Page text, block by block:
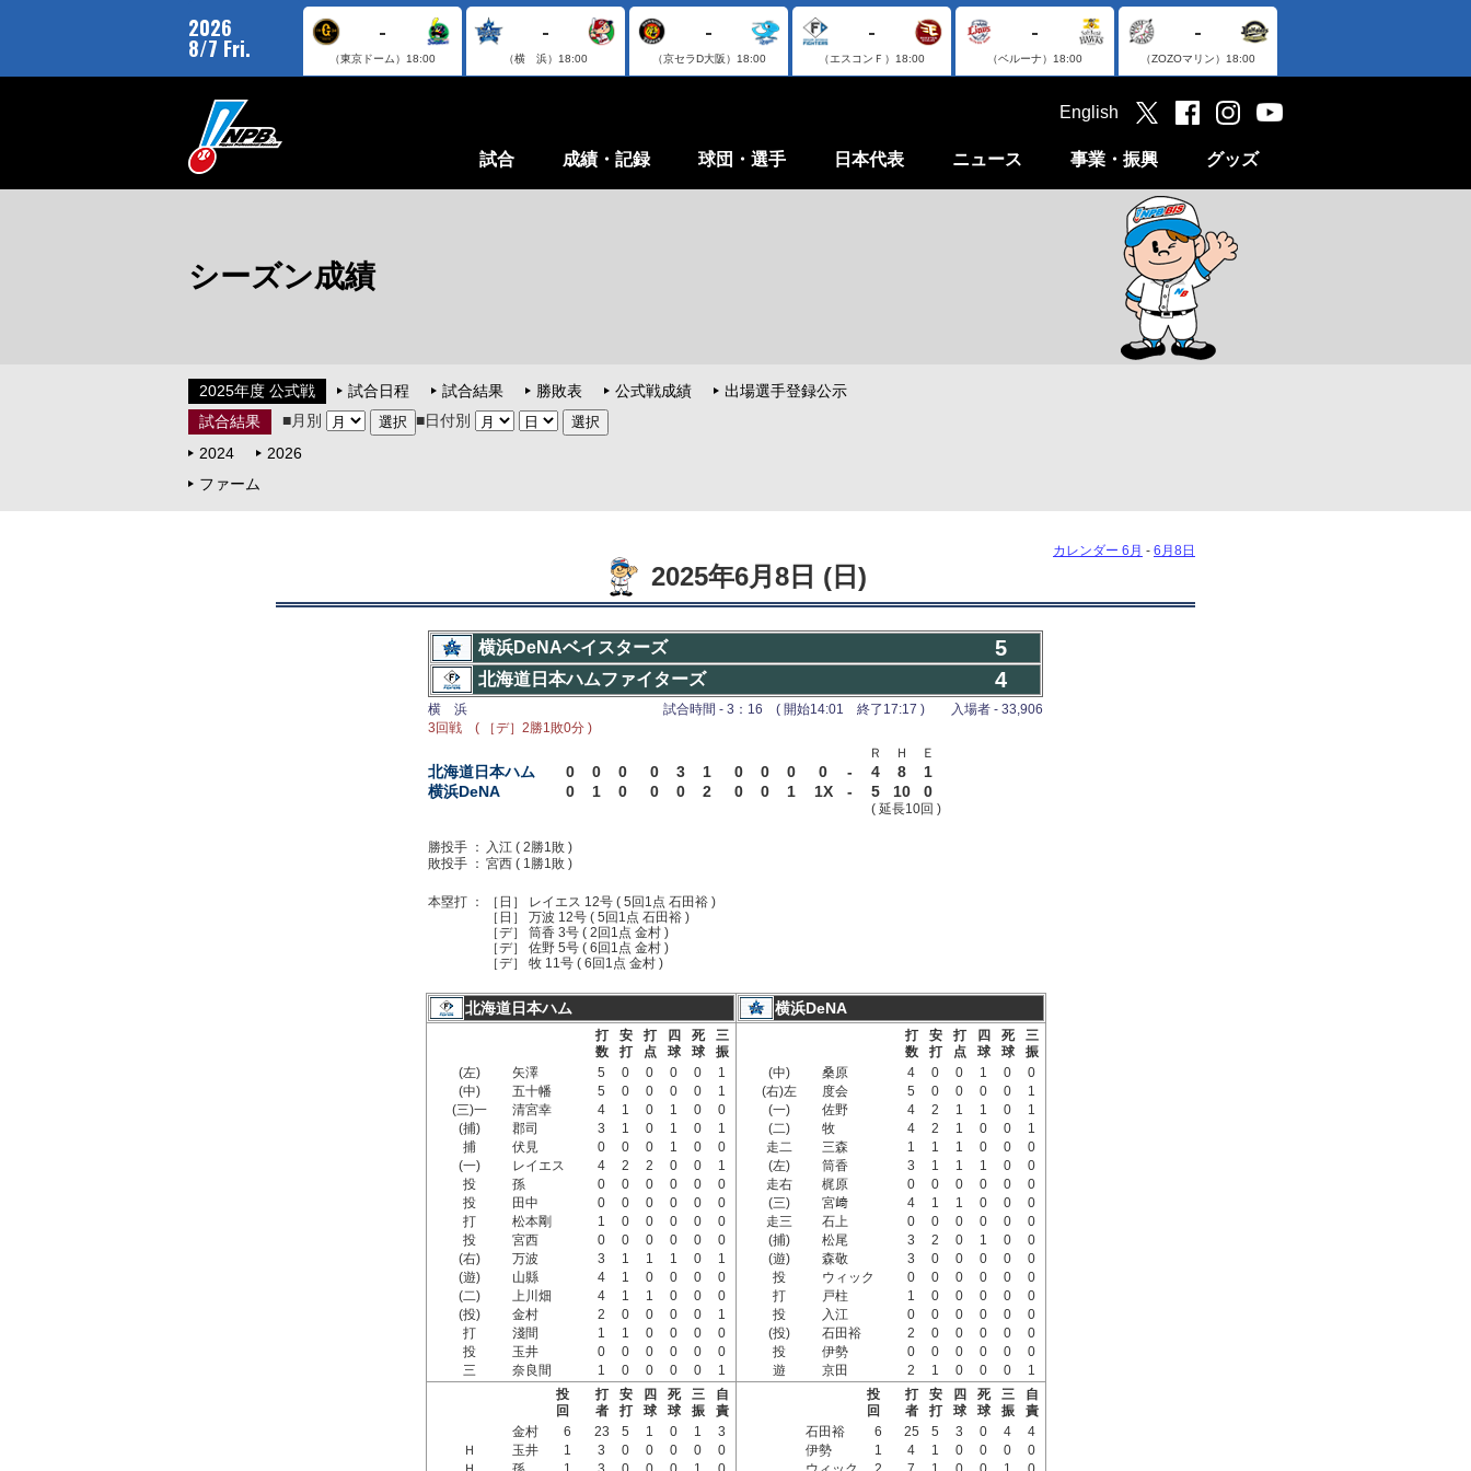
2026
8/7 Fri.
-
（東京ドーム） 18:00
-
（横 浜） 18:00
-
（京セラD大阪） 18:00
-
（エスコンＦ） 18:00
-
（ベルーナ） 18:00
-
（ZOZOマリン） 18:00
試合 成績・記録 球団・選手 日本代表 ニュース 事業・振興 グッズ
English
シーズン成績
2025年度 公式戦 試合日程 試合結果 勝敗表 公式戦成績
出場選手登録公示
試合結果
■月別
■日付別
2024
2026
ファーム
カレンダー 6月 - 6月8日
2025年6月8日 (日)
横浜DeNAベイスターズ 5
北海道日本ハムファイターズ 4
横 浜
試合時間 - 3：16 ( 開始14:01 終了17:17 ) 入場者 - 33,906
3回戦 ( ［デ］2勝1敗0分 )
Ｒ
Ｈ Ｅ
北海道日本ハム 0 0 0 0 3 1 0 0 0 0 - 4 8
1
横浜DeNA
0 1 0 0 0 2 0 0 1 1X - 5 10 0
( 延長10回 )
勝投手 ：
入江 ( 2勝1敗 )
敗投手 ： 宮西 ( 1勝1敗 )
本塁打 ：
［日］ レイエス 12号 ( 5回1点 石田裕 )
［日］ 万波 12号 ( 5回1点 石田裕 )
［デ］ 筒香 3号 ( 2回1点 金村 )
［デ］ 佐野 5号 ( 6回1点 金村 )
［デ］ 牧 11号 ( 6回1点 金村 )
北海道日本ハム 横浜DeNA
打
数
安
打
打
点
四
球
死
球
三
振
(左)
矢澤 5 0 0 0 0
1
(中)
五十幡 5 0 0 0 0
1
(三)一
清宮幸 4 1 0 1 0
0
(捕)
郡司 3 1 0 1 0
1
捕
伏見 0 0 0 1 0
0
(一)
レイエス 4 2 2 0 0
1
投
孫 0 0 0 0 0
0
投
田中 0 0 0 0 0
0
打
松本剛 1 0 0 0 0
0
投
宮西 0 0 0 0 0
0
(右)
万波 3 1 1 1 0
1
(遊)
山縣 4 1 0 0 0
0
(二)
上川畑 4 1 1 0 0
0
(投)
金村 2 0 0 0 0
1
打
淺間 1 1 0 0 0
0
投
玉井 0 0 0 0 0
0
三
奈良間 1 0 0 0 0 1
打
数
安
打
打
点
四
球
死
球
三
振
(中)
桑原 4 0 0 1 0
0
(右)左
度会 5 0 0 0 0
1
(一)
佐野 4 2 1 1 0
1
(二)
牧 4 2 1 0 0
1
走二
三森 1 1 1 0 0
0
(左)
筒香 3 1 1 1 0
0
走右
梶原 0 0 0 0 0
0
(三)
宮﨑 4 1 1 0 0
0
走三
石上 0 0 0 0 0
0
(捕)
松尾 3 2 0 1 0
0
(遊)
森敬 3 0 0 0 0
0
投
ウィック 0 0 0 0 0
0
打
戸柱 1 0 0 0 0
0
投
入江 0 0 0 0 0
0
(投)
石田裕 2 0 0 0 0
0
投
伊勢 0 0 0 0 0
0
遊
京田 2 1 0 0 0
1
投
回
打
者
安
打
四
球
死
球
三
振
自
責
金村
6 23 5 1 0 1
3
Ｈ
玉井 1 3 0 0 0 0
0
投
回
打
者
安
打
四
球
死
球
三
振
自
責
石田裕
6 25 5 3 0 4
4
伊勢
1 4 1 0 0 0
0